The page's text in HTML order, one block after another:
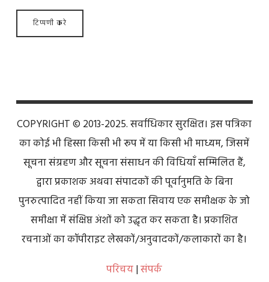
COPYRIGHT © 2013-2025. सर्वाधिकार सुरक्षित। इस पत्रिका
का कोई भी हिस्सा किसी भी रूप में या किसी भी माध्यम, जिसमें
सूचना संग्रहण और सूचना संसाधन की विधियाँ सम्मिलित हैं,
द्वारा प्रकाशक अथवा संपादकों की पूर्वानुमति के बिना
पुनरुत्पादित नहीं किया जा सकता सिवाय एक समीक्षक के जो
समीक्षा में संक्षिप्त अंशों को उद्धृत कर सकता है। प्रकाशित
रचनाओं का कॉपीराइट लेखकों/अनुवादकों/कलाकारों का है।
परिचय|संपर्क